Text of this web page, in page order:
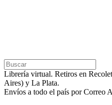
Librería virtual. Retiros en
Aires) y La Plata.
Envíos a todo el país por Correo